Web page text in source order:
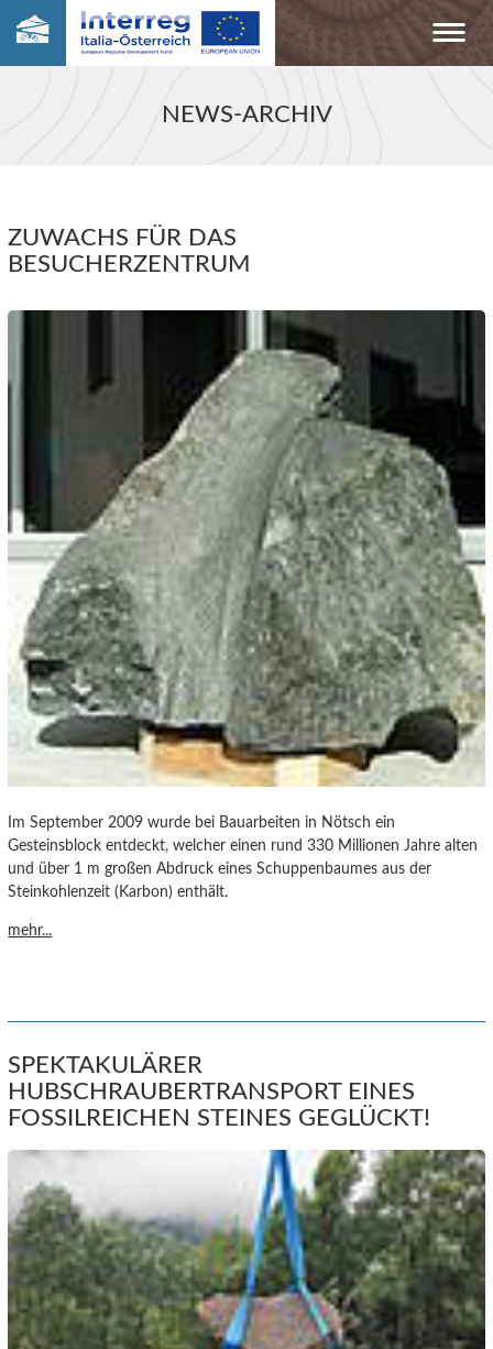
NEWS-ARCHIV
ZUWACHS FÜR DAS
BESUCHERZENTRUM
Im September 2009 wurde bei Bauarbeiten in Nötsch ein
Gesteinsblock entdeckt, welcher einen rund 330 Millionen Jahre alten
und über 1 m großen Abdruck eines Schuppenbaumes aus der
Steinkohlenzeit (Karbon) enthält.
mehr...
SPEKTAKULÄRER
HUBSCHRAUBERTRANSPORT EINES
FOSSILREICHEN STEINES GEGLÜCKT!